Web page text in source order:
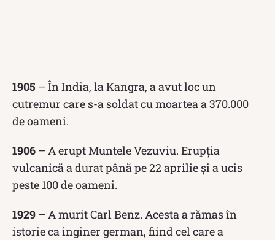
1905 – În India, la Kangra, a avut loc un
cutremur care s-a soldat cu moartea a 370.000
de oameni.
1906 – A erupt Muntele Vezuviu. Erupția
vulcanică a durat până pe 22 aprilie și a ucis
peste 100 de oameni.
1929 – A murit Carl Benz. Acesta a rămas în
istorie ca inginer german, fiind cel care a